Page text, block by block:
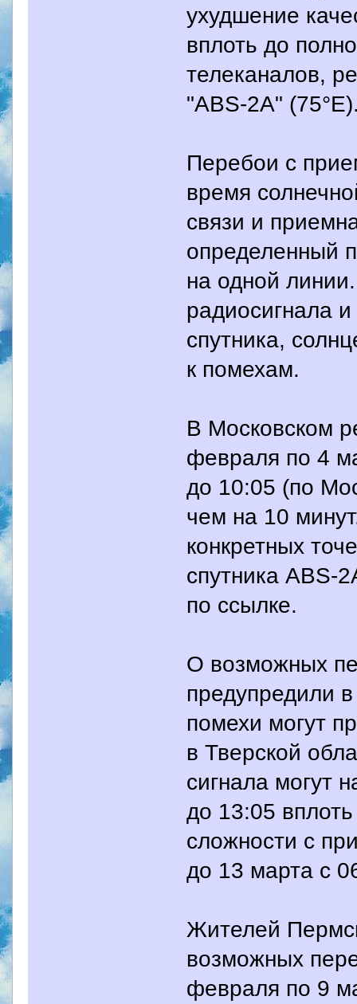
ухудшение
вплоть до
телеканалов,
"ABS-2A"
Перебои с
время
связи и
определенный
на одной
радиосигнала
спутника,
к помехам.
В Московском
февраля по 4
до 10:05 (по
чем на 10
конкретных
спутника ABS-
по ссылке.
О возможных
предупредили
помехи могут
в Тверской
сигнала могут
до 13:05
сложности с
до 13 марта с
Жителей
возможных
февраля по 9